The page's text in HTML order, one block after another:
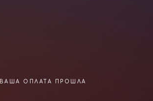
ВАША ОПЛАТА ПРОШЛА